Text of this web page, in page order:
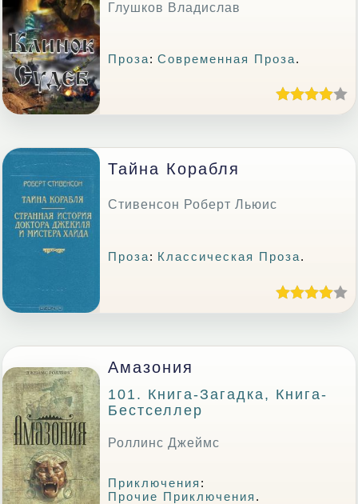
Глушков Владислав
Проза:Современная Проза.
Тайна Корабля
Стивенсон Роберт Льюис
Проза: Классическая Проза.
Амазония
101. Книга-Загадка, Книга-
Бестселлер
Роллинс Джеймс
Приключения :
Прочие Приключения .